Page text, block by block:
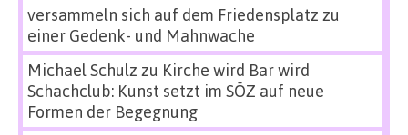
versammeln sich auf dem Friedensplatz zu
einer Gedenk- und Mahnwache
Michael Schulz zu Kirche wird Bar wird
Schachclub: Kunst setzt im SÖZ auf neue
Formen der Begegnung